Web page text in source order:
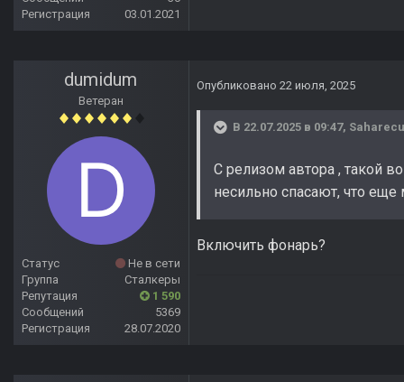
Регистрация
03.01.2021
dumidum
Ветеран
Статус
Не в сети
Группа
Сталкеры
Репутация
1 590
Сообщений
5369
Регистрация
28.07.2020
Опубликовано 22 июля, 2025
В 22.07.2025 в 09:47,
С релизом автора , такой
несильно спасают, что
Включить фонарь?